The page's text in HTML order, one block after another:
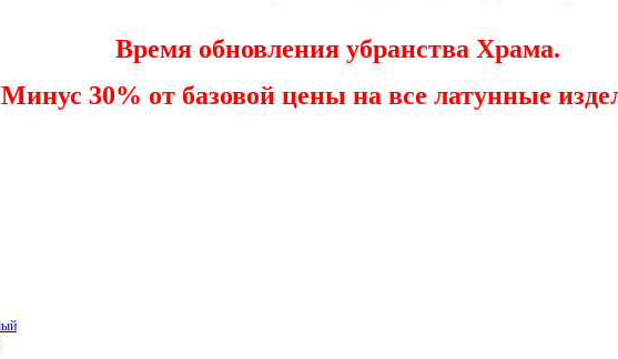
Время обновления убранства Храма.
Минус 30% от базовой цены на все латунные